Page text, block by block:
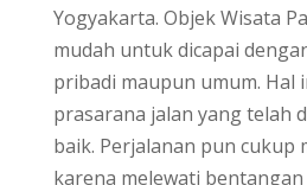
Yogyakarta. Objek Wisata
mudah untuk dicapai
pribadi maupun umum. Hal
prasarana jalan yang telah
baik. Perjalanan pun cukup
karena melewati